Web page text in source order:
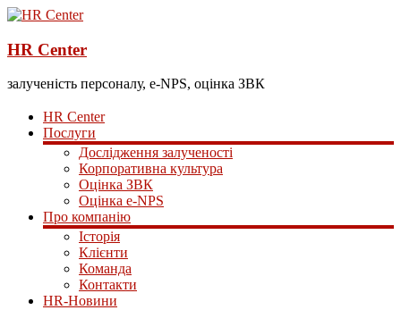
HR Center
залученість персоналу, e-NPS, оцінка ЗВК
HR Center
Послуги
Дослідження залученості
Корпоративна культура
Оцінка ЗВК
Оцінка e-NPS
Про компанію
Історія
Клієнти
Команда
Контакти
HR-Новини